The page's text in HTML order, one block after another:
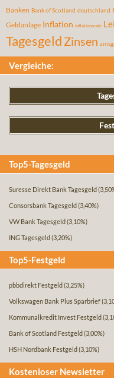
Banken Bank of Scotland deutschland
Geldanlage Inflation inflationsrate
Tagesgeld Zinsen
Vergleiche:
Top5-Tagesgeld
Suresse Direkt Bank Tagesgeld
Consorsbank Tagesgeld (3,40%)
VW Bank Tagesgeld (3,10%)
ING Tagesgeld (3,20%)
Top5-Festgeld
pbbdirekt Festgeld (3,25%)
Volkswagen Bank Plus Sparbrief
Kommunalkredit Invest Festgeld
Bank of Scotland Festgeld (3,00%)
HSH Nordbank Festgeld (3,10%)
Kostenloser Newsletter